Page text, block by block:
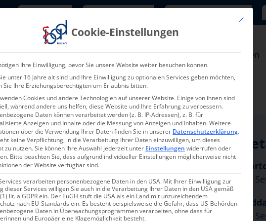
Über uns Aktuelles & Presse Leistungen
16.
16.
Mit
Cookie-Einstellungen
Ihre Einwilligung, bevor Sie unsere Website weiter besuchen können.
unter 16 Jahre alt sind und Ihre Einwilligung zu optionalen Services geben möchten,
Sie Ihre Erziehungsberechtigten um Erlaubnis bitten.
Cookies und andere Technologien auf unserer Website. Einige von ihnen sind
während andere uns helfen, diese Website und Ihre Erfahrung zu verbessern.
Daten können verarbeitet werden (z. B. IP-Adressen), z. B. für
Anzeigen und Inhalte oder die Messung von Anzeigen und Inhalten.Weitere
über die Verwendung Ihrer Daten finden Sie in unserer Datenschutzerklärung.
keine Verpflichtung, in die Verarbeitung Ihrer Daten einzuwilligen, um dieses
zu nutzen.Sie können Ihre Auswahl jederzeit unter Einstellungen widerrufen oder
Bitte beachten Sie, dass aufgrund individueller Einstellungen möglicherweise nicht
der Website verfügbar sind.
verarbeiten personenbezogene Daten in den USA. Mit Ihrer Einwilligung zur
dieser Services willigen Sie auch in die Verarbeitung Ihrer Daten in den USA gemäß
lit. a GDPR ein. Der EuGH stuft die USA als ein Land mit unzureichendem
nach EU-Standards ein. Es besteht beispielsweise die Gefahr, dass US-Behörden
Daten in Überwachungsprogrammen verarbeiten, ohne dass für
und Europäer eine Klagemöglichkeit besteht.